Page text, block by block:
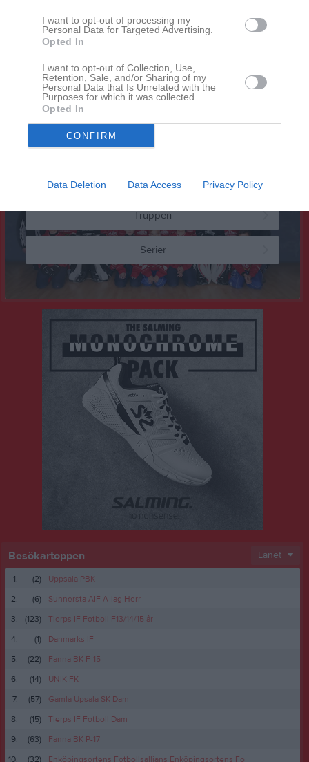
I want to opt-out of processing my
Personal Data for Targeted Advertising.
Opted In
I want to opt-out of Collection, Use,
Retention, Sale, and/or Sharing of my
Personal Data that Is Unrelated with the
Purposes for which it was collected.
Opted In
CONFIRM
Data Deletion Data Access Privacy Policy
På gång Kalender
Inga kommande aktiviteter
Kalenderöversikt
Laget
Truppen
Serier
Besökartoppen Länet
1. (2)
Uppsala PBK
2.
(6)
Sunnersta AIF A-lag Herr
3.
(123)
Tierps IF Fotboll F13/14/15 år
4.
(1)
Danmarks IF
5.
(22)
Fanna BK F-15
6.
(14)
UNIK FK
7.
(57)
Gamla Upsala SK Dam
8.
(15)
Tierps IF Fotboll Dam
9.
(63)
Fanna BK P-17
10.
(32) Enköpingsortens Fotbollsallians Enköpingsortens Fo